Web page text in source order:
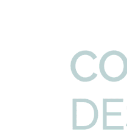
Piedra Ardosia
41.57 / mt2
ARDOSIA-